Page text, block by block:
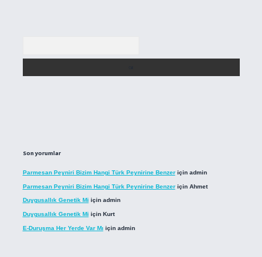
Son yorumlar
Parmesan Peyniri Bizim Hangi Türk Peynirine Benzeriçin admin
Parmesan Peyniri Bizim Hangi Türk Peynirine Benzeriçin Ahmet
Duygusallık Genetik Mi için admin
Duygusallık Genetik Mi için Kurt
E-Duruşma Her Yerde Var Mı için admin